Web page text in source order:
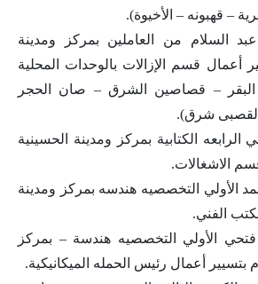
– قهبونه – الأخيوة).
السلام من العاملين بمركز ومدينة
أعمال قسم الإزالات بالوحدات المحلية
البقر – قصاصين الشرق – صان الحجر
القصبى شرق).
الكتابية بمركز ومدينة الحسينية
الاشغالات.
الأولي التخصصيه هندسه بمركز ومدينة
الفني.
الأولي التخصصيه هندسة – بمركز
بتسيير أعمال رئيس الحمله الميكانيكية.